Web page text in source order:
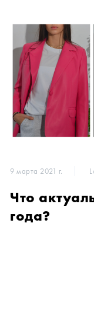
9 марта 2021 г.
Что
года?